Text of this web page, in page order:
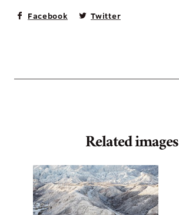
Facebook Twitter
Related images